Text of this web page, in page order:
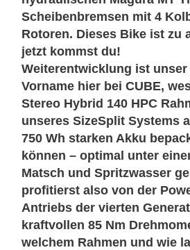
Scheibenbremsen mit 4
Rotoren. Dieses Bike ist zu
jetzt kommst du!
Weiterentwicklung ist unser
Vorname hier bei CUBE,
Stereo Hybrid 140 HPC
unseres SizeSplit Systems
750 Wh starken Akku
können – optimal unter
Matsch und Spritzwasser
profitierst also von der
Antriebs der vierten
kraftvollen 85 Nm
welchem Rahmen und wie